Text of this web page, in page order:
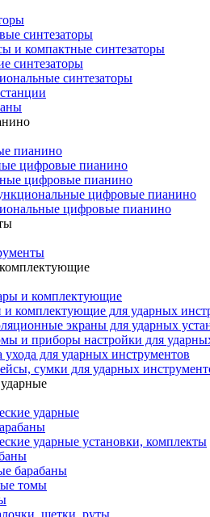
синтезаторы
и компактные синтезаторы
синтезаторы
синтезаторы
пианино
цифровые пианино
цифровые пианино
цифровые пианино
цифровые пианино
и комплектующие
и комплектующие для ударных
экраны для ударных
и приборы настройки для
ухода для ударных инструментов
сумки для ударных
ударные
ударные установки, комплекты
барабаны
томы
щетки, руты